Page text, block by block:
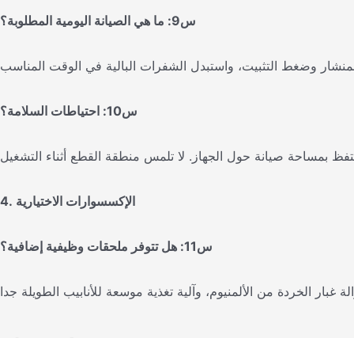
س9: ما هي الصيانة اليومية المطلوبة؟
س10: احتياطات السلامة؟
4. الإكسسوارات الاختيارية
س11: هل تتوفر ملحقات وظيفية إضافية؟